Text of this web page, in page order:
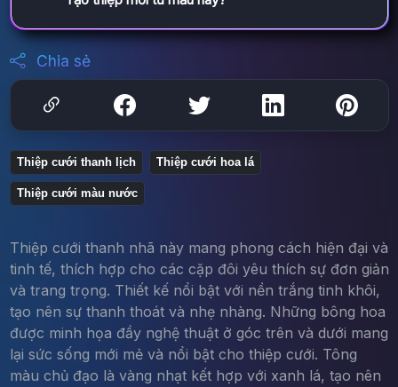
Chia sẻ
Thiệp cưới thanh lịch Thiệp cưới hoa lá
Thiệp cưới màu nước
Thiệp cưới thanh nhã này mang phong cách hiện đại và
tinh tế, thích hợp cho các cặp đôi yêu thích sự đơn giản
và trang trọng. Thiết kế nổi bật với nền trắng tinh khôi,
tạo nên sự thanh thoát và nhẹ nhàng. Những bông hoa
được minh họa đầy nghệ thuật ở góc trên và dưới mang
lại sức sống mới mẻ và nổi bật cho thiệp cưới. Tông
màu chủ đạo là vàng nhạt kết hợp với xanh lá, tạo nên